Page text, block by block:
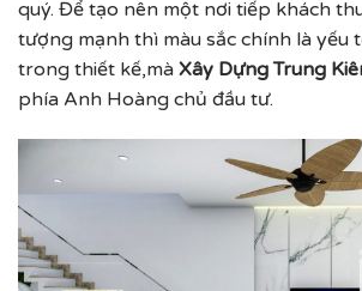
quý. Để tạo nên một nơi tiếp khách
tượng mạnh thì màu sắc chính là yếu
trong thiết kế,mà Xây Dựng Trung
phía Anh Hoàng chủ đầu tư.